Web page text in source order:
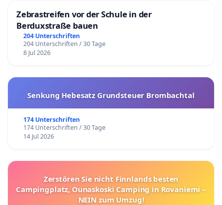
Zebrastreifen vor der Schule in der
Berduxstraße bauen
204 Unterschriften
204 Unterschriften / 30 Tage
8 Jul 2026
Senkung Hebesatz Grundsteuer Brombachtal
174 Unterschriften
174 Unterschriften / 30 Tage
14 Jul 2026
Zerstören Sie nicht Finnlands besten
Campingplatz, Ounaskoski Camping in Rovaniemi –
NEIN zum Umzug!